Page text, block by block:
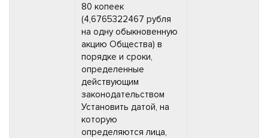
80 копеек
(4,6765322467 рубля
на одну обыкновенную
акцию Общества) в
порядке и сроки,
определенные
действующим
законодательством
Установить датой, на
которую
определяются лица,